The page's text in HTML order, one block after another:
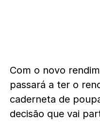
Com o novo
passará a ter o
caderneta de
decisão que vai